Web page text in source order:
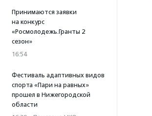
Принимаются заявки
на конкурс
«Росмолодежь.Гранты 2
сезон»
16:54
Фестиваль адаптивных видов
спорта «Пари на равных»
прошел в Нижегородской
области